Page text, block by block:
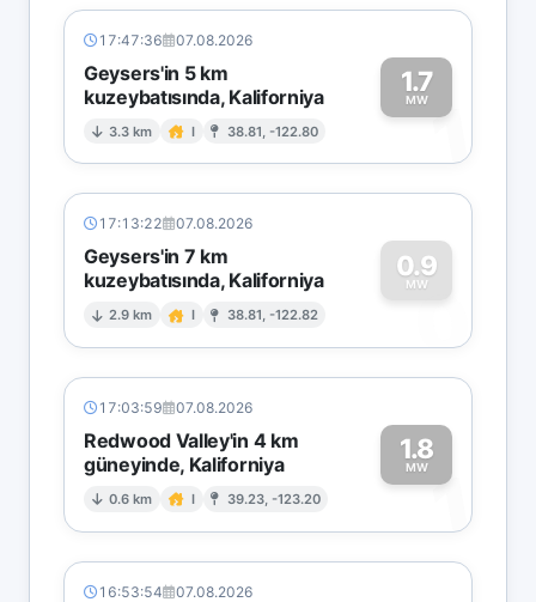
17:47:36 07.08.2026
Geysers'in 5 km
kuzeybatısında, Kaliforniya
3.3 km I 38.81, -122.80
1.7
MW1
17:13:22 07.08.2026
Geysers'in 7 km
kuzeybatısında, Kaliforniya
2.9 km I 38.81, -122.82
0.9
MW
0
17:03:59 07.08.2026
Redwood Valley'in 4 km
güneyinde, Kaliforniya
0.6 km I 39.23, -123.20
1.8
MW1
16:53:54 07.08.2026